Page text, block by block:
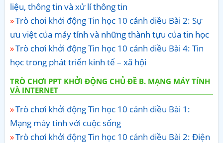
liệu, thông tin và xử lí thông tin
Trò chơi khởi động Tin học 10 cánh diều Bài 2: Sự
ưu việt của máy tính và những thành tựu của tin học
Trò chơi khởi động Tin học 10 cánh diều Bài 4: Tin
học trong phát triển kinh tế – xã hội
TRÒ CHƠI PPT KHỞI ĐỘNG CHỦ ĐỀ B. MẠNG MÁY TÍNH
VÀ INTERNET
Trò chơi khởi động Tin học 10 cánh diều Bài 1:
Mạng máy tính với cuộc sống
Trò chơi khởi động Tin học 10 cánh diều Bài 2: Điện